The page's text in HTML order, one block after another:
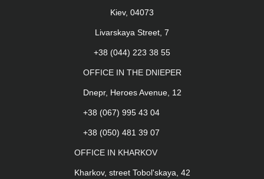
Kiev, 04073
Livarskaya Street, 7
+38 (044) 223 38 55
OFFICE IN THE DNIEPER
Dnepr, Heroes Avenue, 12
+38 (067) 995 43 04
+38 (050) 481 39 07
OFFICE IN KHARKOV
Kharkov, street Tobol'skaya, 42